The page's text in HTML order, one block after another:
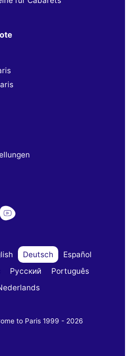
Deutsch
Español
Русский
Português
to Paris 1999 - 2026